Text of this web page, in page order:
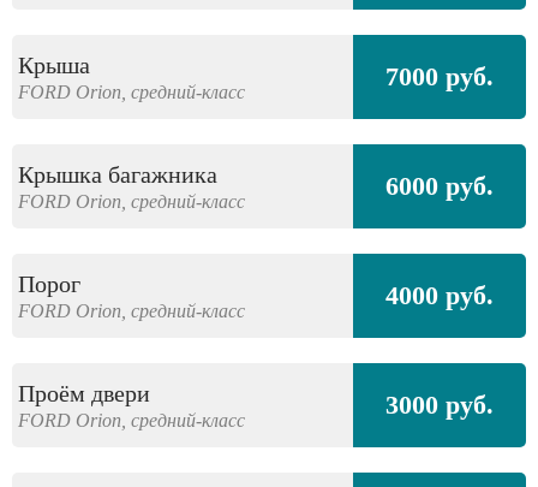
Крыша
FORD Orion, средний-класс 7000 руб.
Крышка багажника
FORD Orion, средний-класс 6000 руб.
Порог
FORD Orion, средний-класс 4000 руб.
Проём двери
FORD Orion, средний-класс 3000 руб.